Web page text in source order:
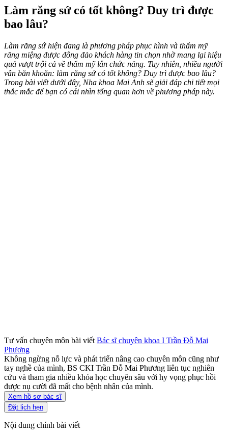
Làm răng sứ có tốt không? Duy trì được
bao lâu?
Làm răng sứ hiện đang là phương pháp phục hình và thẩm mỹ
răng miệng được đông đảo khách hàng tin chọn nhờ mang lại hiệu
quả vượt trội cả về thẩm mỹ lẫn chức năng. Tuy nhiên, nhiều người
vẫn băn khoăn: làm răng sứ có tốt không? Duy trì được bao lâu?
Trong bài viết dưới đây, Nha khoa Mai Anh sẽ giải đáp chi tiết mọi
thắc mắc để bạn có cái nhìn tổng quan hơn về phương pháp này.
Tư vấn chuyên môn bài viết Bác sĩ chuyên khoa I Trần Đỗ Mai
Phương
Không ngừng nỗ lực và phát triển nâng cao chuyên môn cũng như
tay nghề của mình, BS CKI Trần Đỗ Mai Phương liên tục nghiên
cứu và tham gia nhiều khóa học chuyên sâu với hy vọng phục hồi
được nụ cười đã mất cho bệnh nhân của mình.
Xem hồ sơ bác sĩ
Đặt lịch hẹn
Nội dung chính bài viết